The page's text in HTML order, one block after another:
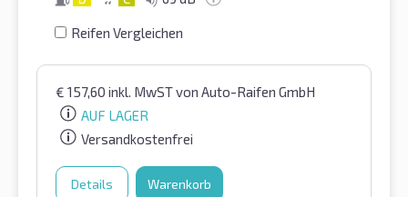
Reifen Vergleichen
€ 157,60 inkl. MwSTvon Auto-Raifen GmbH
AUF LAGER
Versandkostenfrei
Details Warenkorb